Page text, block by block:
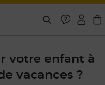
votre enfant à
vacances ?